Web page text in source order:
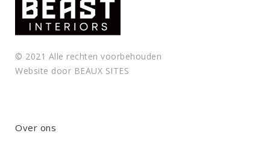
© 2021 Alle rechten voorbehouden
Website door BEAUX SITES
Over ons